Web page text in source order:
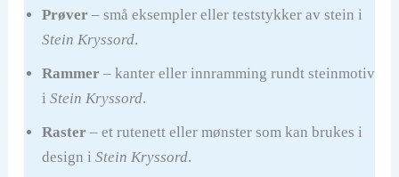
Prøver – små eksempler eller teststykker av stein i
Stein Kryssord.
Rammer – kanter eller innramming rundt steinmotiv
i Stein Kryssord.
Raster – et rutenett eller mønster som kan brukes i
design i Stein Kryssord.